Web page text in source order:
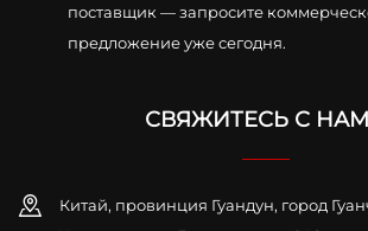
поставщик — запросите
предложение уже сегодня.
СВЯЖИТЕСЬ С
Китай, провинция Гуандун, город